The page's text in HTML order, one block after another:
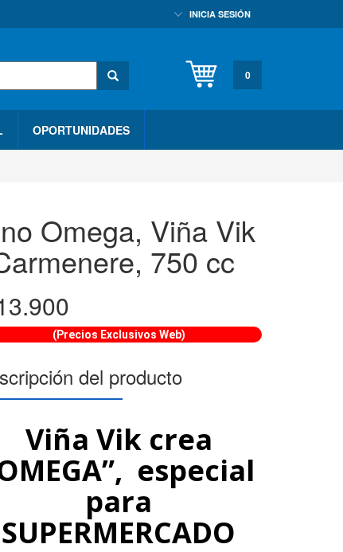
INICIA SESIÓN
0
OPORTUNIDADES
Omega, Viña Vik
750 cc
(Precios Exclusivos Web)
del producto
Viña Vik crea
especial
para
SUPERMERCADO